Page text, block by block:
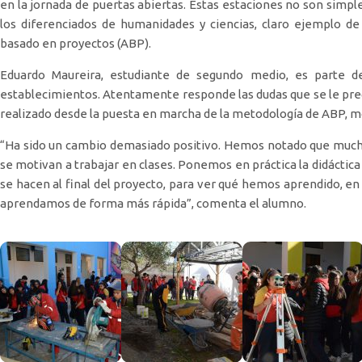
en la jornada de puertas abiertas. Estas estaciones no son
los diferenciados de humanidades y ciencias, claro ejemplo
basado en proyectos (ABP).
Eduardo Maureira, estudiante de segundo medio, es
establecimientos. Atentamente responde las dudas que se le
realizado desde la puesta en marcha de la metodología de ABP,
“Ha sido un cambio demasiado positivo. Hemos notado que
se motivan a trabajar en clases. Ponemos en práctica la
se hacen al final del proyecto, para ver qué hemos aprendido,
aprendamos de forma más rápida”, comenta el alumno.